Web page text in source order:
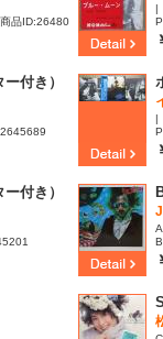
品ID:26480
|
付き）
|
付き）